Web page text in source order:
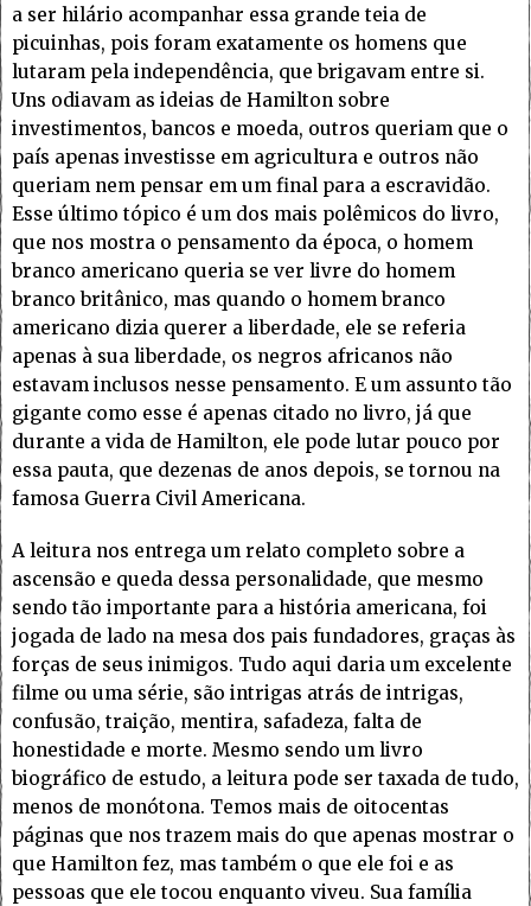
a ser hilário acompanhar essa grande teia de
picuinhas, pois foram exatamente os homens que
lutaram pela independência, que brigavam entre si.
Uns odiavam as ideias de Hamilton sobre
investimentos, bancos e moeda, outros queriam que o
país apenas investisse em agricultura e outros não
queriam nem pensar em um final para a escravidão.
Esse último tópico é um dos mais polêmicos do livro,
que nos mostra o pensamento da época, o homem
branco americano queria se ver livre do homem
branco britânico, mas quando o homem branco
americano dizia querer a liberdade, ele se referia
apenas à sua liberdade, os negros africanos não
estavam inclusos nesse pensamento. E um assunto tão
gigante como esse é apenas citado no livro, já que
durante a vida de Hamilton, ele pode lutar pouco por
essa pauta, que dezenas de anos depois, se tornou na
famosa Guerra Civil Americana.
A leitura nos entrega um relato completo sobre a
ascensão e queda dessa personalidade, que mesmo
sendo tão importante para a história americana, foi
jogada de lado na mesa dos pais fundadores, graças às
forças de seus inimigos. Tudo aqui daria um excelente
filme ou uma série, são intrigas atrás de intrigas,
confusão, traição, mentira, safadeza, falta de
honestidade e morte. Mesmo sendo um livro
biográfico de estudo, a leitura pode ser taxada de tudo,
menos de monótona. Temos mais de oitocentas
páginas que nos trazem mais do que apenas mostrar o
que Hamilton fez, mas também o que ele foi e as
pessoas que ele tocou enquanto viveu. Sua família